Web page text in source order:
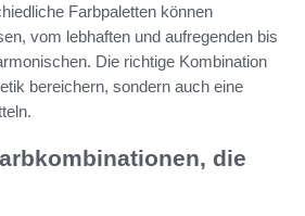
Farbpaletten können
vom lebhaften und aufregenden bis
Die richtige Kombination
bereichern, sondern auch eine
die